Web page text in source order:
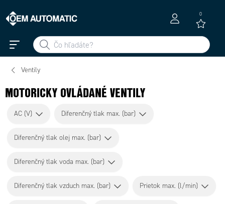
0
Ventily
MOTORICKY OVLÁDANÉ VENTILY
AC (V) Diferenčný tlak max. (bar)
Diferenčný tlak olej max. (bar)
Diferenčný tlak voda max. (bar)
Diferenčný tlak vzduch max. (bar) Prietok max. (l/min)